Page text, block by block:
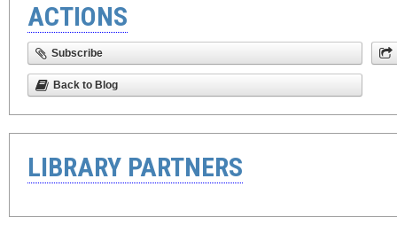
ACTIONS
Subscribe
Back to Blog
LIBRARY PARTNERS